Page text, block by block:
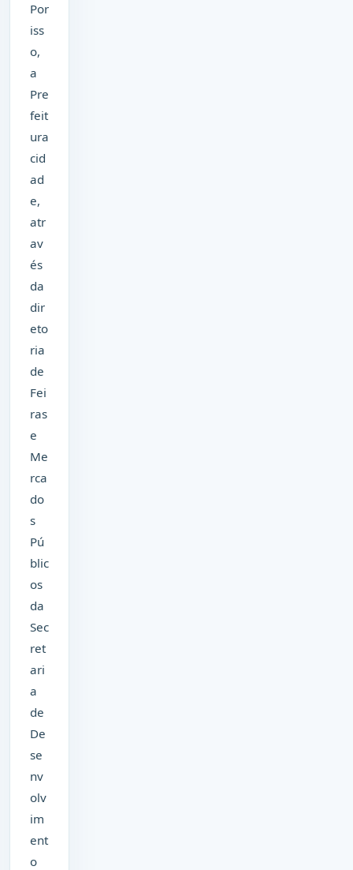
Por
iss
o,
a
Pre
feit
ura
cid
ad
e,
atr
av
és
da
dir
eto
ria
de
Fei
ras
e
Me
rca
do
s
Pú
blic
os
da
Sec
ret
ari
a
de
De
se
nv
olv
im
ent
o